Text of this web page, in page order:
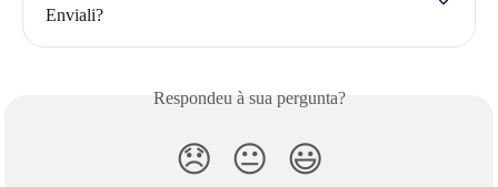
Enviali?
Respondeu à sua pergunta?
😞 😐 😃